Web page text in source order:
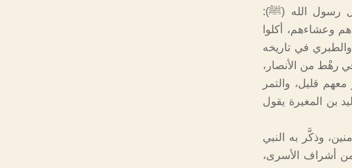
رسول الله (ﷺ):
وعشاءهم، أكلوا
البُرّ؛ لوصية رسول الله (ﷺ) [الطبراني في الصغير (401)، والطبري في تاريخه
كنت في رهْط من الأنصار،
معهم قليل، والتمر
بن المغيرة يقول
وذكَّر به النبي
أشراف الأسرى،